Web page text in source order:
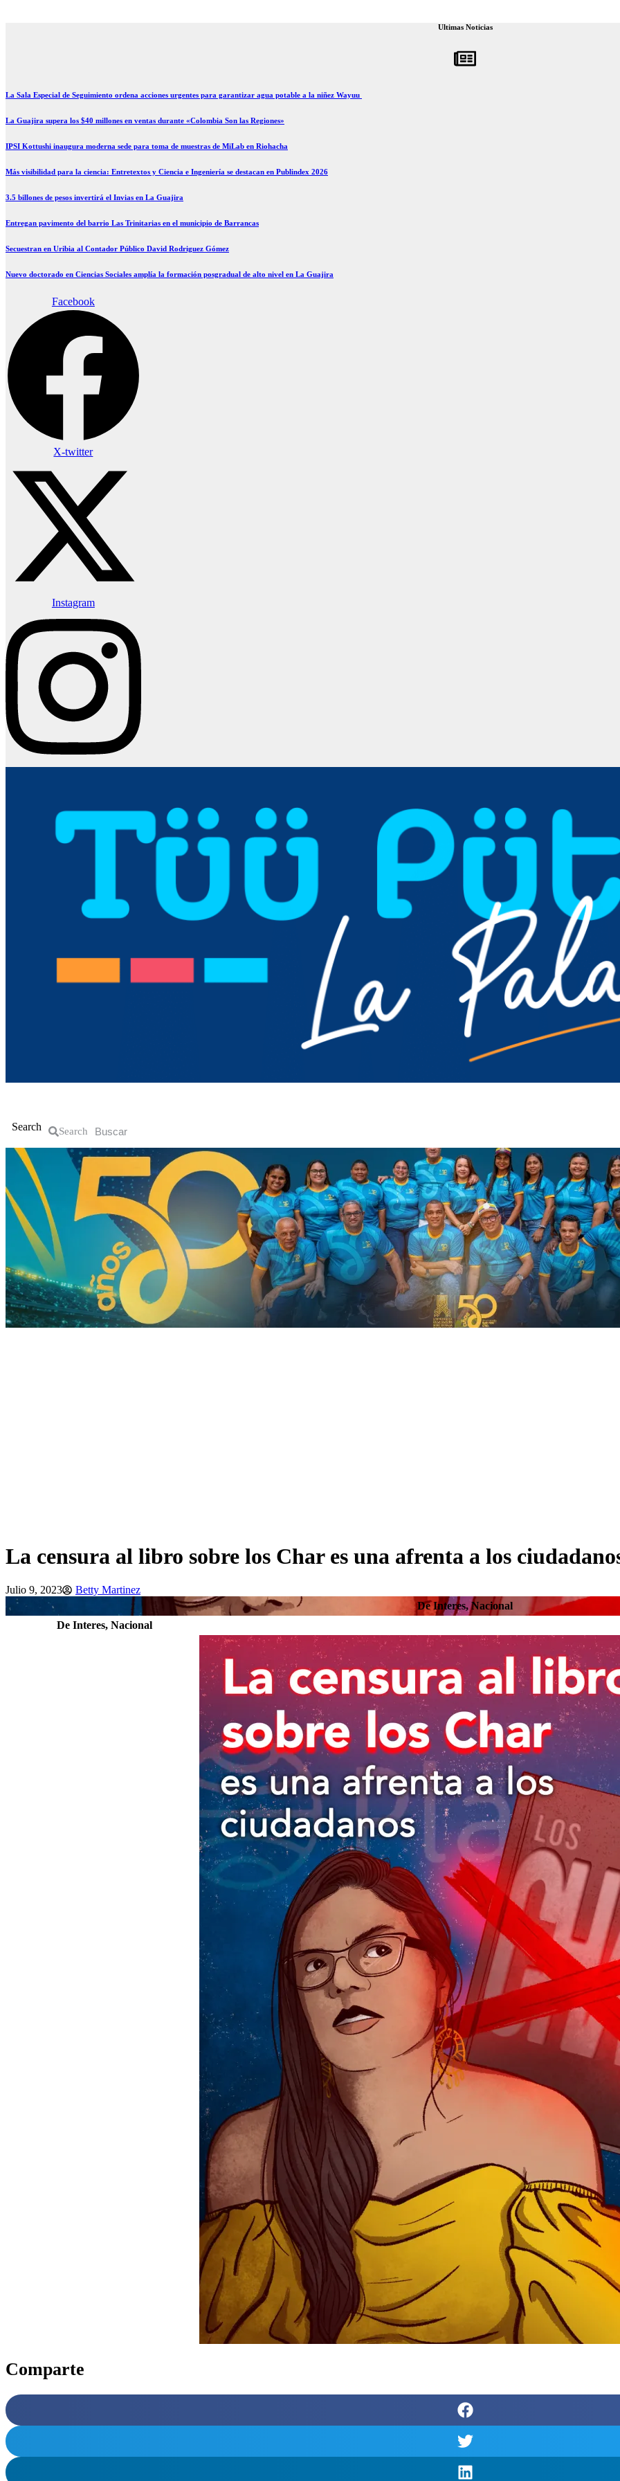
Ultimas Noticias
La Sala Especial de Seguimiento ordena acciones urgentes para garantizar agua potable a la niñez Wayuu
La Guajira supera los $40 millones en ventas durante «Colombia Son las Regiones»
IPSI Kottushi inaugura moderna sede para toma de muestras de MiLab en Riohacha
Más visibilidad para la ciencia: Entretextos y Ciencia e Ingeniería se destacan en Publindex 2026
3.5 billones de pesos invertirá el Invias en La Guajira
Entregan pavimento del barrio Las Trinitarias en el municipio de Barrancas
Secuestran en Uribia al Contador Público David Rodriguez Gómez
Nuevo doctorado en Ciencias Sociales amplía la formación posgradual de alto nivel en La Guajira
Facebook
X-twitter
Instagram
Search Search
La censura al libro sobre los Char es una afrenta a los
Julio 9, 2023
Betty Martinez
De Interes,Nacional
De Interes, Nacional
Comparte